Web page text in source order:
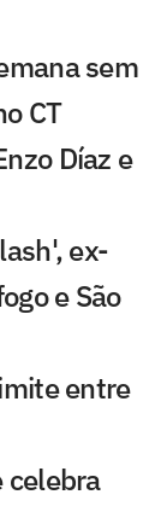
sem
CT
Díaz e
ex-
e São
entre
celebra